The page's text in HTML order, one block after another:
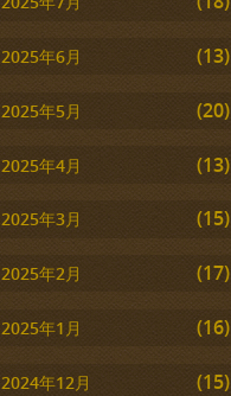
2025年6月 (13)
2025年5月 (20)
2025年4月 (13)
2025年3月 (15)
2025年2月 (17)
2025年1月 (16)
2024年12月 (15)